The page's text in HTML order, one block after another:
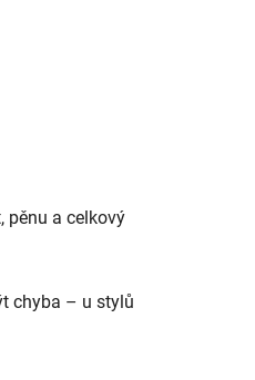
pěnu a celkový
chyba – u stylů